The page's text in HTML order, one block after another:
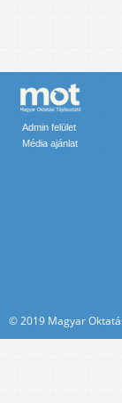
Admin felület
Média ajánlat
© 2019 Magyar